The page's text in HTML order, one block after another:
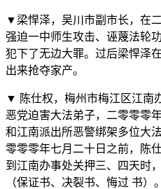
▼梁悍泽，吴川市副市长，在
强迫一中师生攻击、诬蔑法轮
犯下了无边大罪。过后梁悍泽
出来抢夺家产。
▼ 陈仕权，梅州市梅江区江南
恶党迫害大法弟子，二零零零
和江南派出所恶警绑架多位大
零零零年七月二十日之前，陈
到江南办事处关押三、四天时
（保证书、决裂书、悔过 书